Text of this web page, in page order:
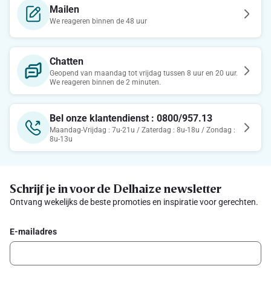
Mailen
We reageren binnen de 48 uur
Chatten
Geopend van maandag tot vrijdag tussen 8 uur en 20 uur.
We reageren binnen de 2 minuten.
Bel onze klantendienst : 0800/957.13
Maandag-Vrijdag : 7u-21u / Zaterdag : 8u-18u / Zondag :
8u-13u
Schrijf je in voor de Delhaize newsletter
Ontvang wekelijks de beste promoties en inspiratie voor gerechten.
E-mailadres